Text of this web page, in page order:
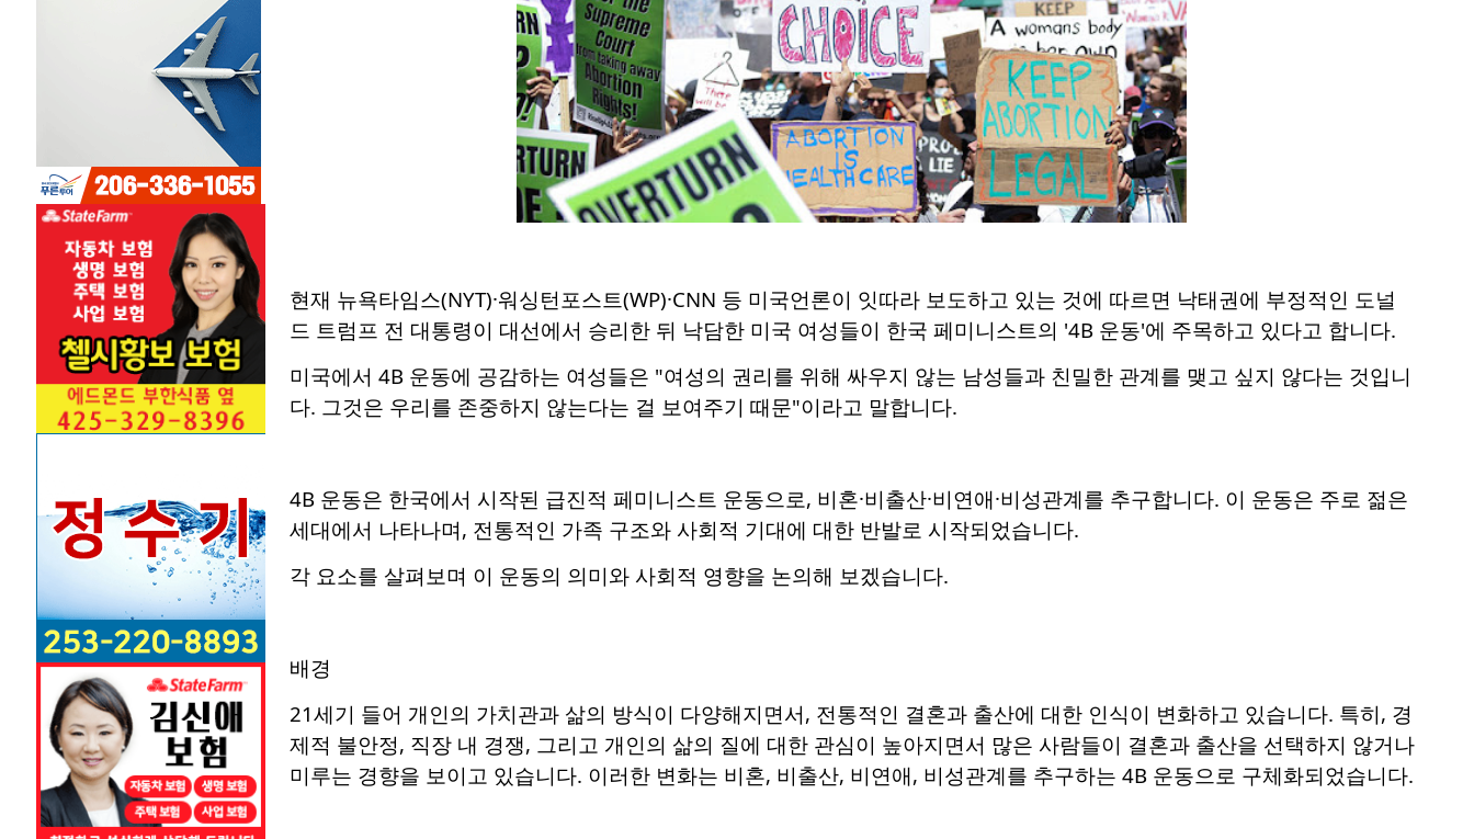
현재 뉴욕타임스(NYT)·워싱턴포스트(WP)·CNN 등 미국언론이 잇따라 보도하고 있는 것에 따르면 낙태권에 부정적인 도널
드 트럼프 전 대통령이 대선에서 승리한 뒤 낙담한 미국 여성들이 한국 페미니스트의 '4B 운동'에 주목하고 있다고 합니다.
미국에서 4B 운동에 공감하는 여성들은 "여성의 권리를 위해 싸우지 않는 남성들과 친밀한 관계를 맺고 싶지 않다는 것입니
다. 그것은 우리를 존중하지 않는다는 걸 보여주기 때문"이라고 말합니다.
4B 운동은 한국에서 시작된 급진적 페미니스트 운동으로, 비혼·비출산·비연애·비성관계를 추구합니다. 이 운동은 주로 젊은
세대에서 나타나며, 전통적인 가족 구조와 사회적 기대에 대한 반발로 시작되었습니다.
각 요소를 살펴보며 이 운동의 의미와 사회적 영향을 논의해 보겠습니다.
배경
21세기 들어 개인의 가치관과 삶의 방식이 다양해지면서, 전통적인 결혼과 출산에 대한 인식이 변화하고 있습니다. 특히, 경
제적 불안정, 직장 내 경쟁, 그리고 개인의 삶의 질에 대한 관심이 높아지면서 많은 사람들이 결혼과 출산을 선택하지 않거나
미루는 경향을 보이고 있습니다. 이러한 변화는 비혼, 비출산, 비연애, 비성관계를 추구하는 4B 운동으로 구체화되었습니다.